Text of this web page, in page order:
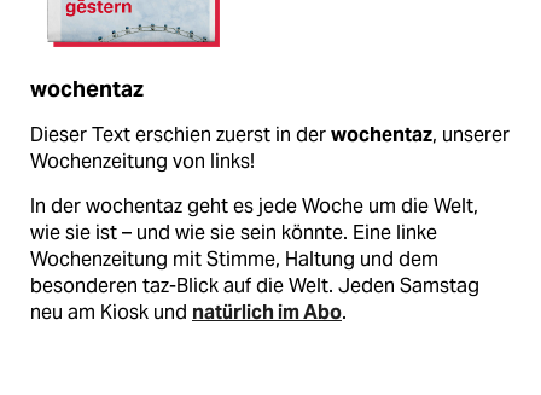
wochentaz
Dieser Text erschien zuerst in derwochentaz, unserer
Wochenzeitung von links!
In der wochentaz geht es jede Woche um die Welt,
wie sie ist – und wie sie sein könnte. Eine linke
Wochenzeitung mit Stimme, Haltung und dem
besonderen taz-Blick auf die Welt. Jeden Samstag
neu am Kiosk und natürlich im Abo.